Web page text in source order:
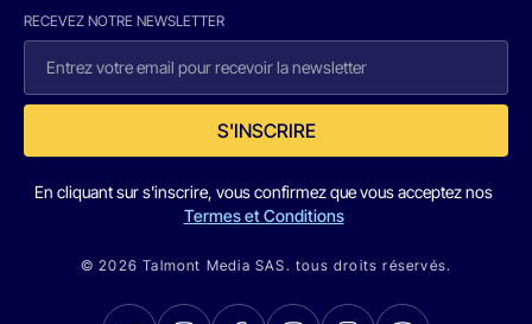
RECEVEZ NOTRE NEWSLETTER
S'INSCRIRE
En cliquant sur s'inscrire, vous confirmez que vous acceptez nos
Termes et Conditions
© 2026 Talmont Media SAS. tous droits réservés.